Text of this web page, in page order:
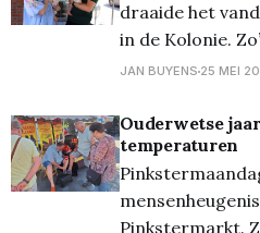
draaide het
in de Kolonie.
ondernemers
aanbod. Van
lekkers tot
écht voor ieder
JAN BUYENS 25 MEI
Ouderwetse
temperaturen
Pinkstermarkt.